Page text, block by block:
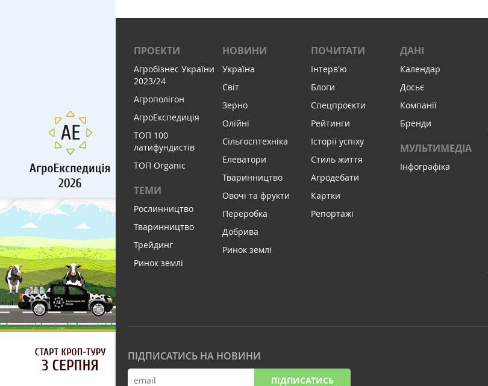
ПРОЕКТИ
Агробізнес України
2023/24
Агрополігон
АгроЕкспедиція
ТОП 100
латифундистів
ТОП Organic
ТЕМИ
Рослинництво
Тваринництво
Трейдинг
Ринок землі
НОВИНИ
Україна
Світ
Зерно
Олійні
Сільгосптехніка
Елеватори
Тваринництво
Овочі та фрукти
Переробка
Добрива
Ринок землі
ПОЧИТАТИ
Інтервʼю
Блоги
Спецпроєкти
Рейтинги
Історії успіху
Стиль життя
Агродебати
Картки
Репортажі
ДАНІ
Календар
Досьє
Компанії
Бренди
МУЛЬТИМЕДІА
Інфографіка
ПІДПИСАТИСЬ НА НОВИНИ
ПІДПИСАТИСЬ